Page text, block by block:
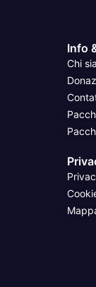
Info
Chi